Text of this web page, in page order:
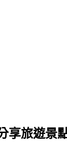
旅遊